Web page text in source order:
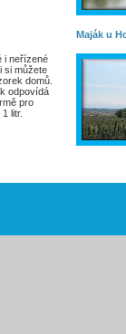
i neřízené
si můžete
domů.
odpovídá
pro
litr.
Maják u